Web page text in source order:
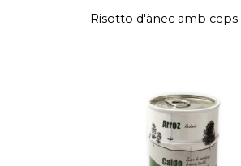
Risotto d'ànec amb